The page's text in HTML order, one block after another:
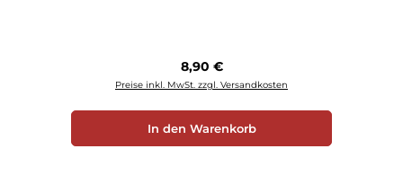
Regulärer Preis:
8,90 €
Preise inkl. MwSt. zzgl. Versandkosten
In den Warenkorb